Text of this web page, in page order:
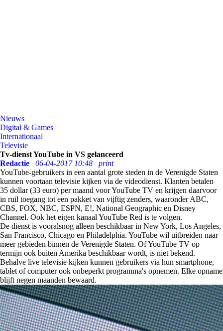
Nieuws
Digital & Games
Internationaal
Televisie
Tv-dienst YouTube in VS gelanceerd
Redactie
06-04-2017 10:48
print
YouTube-gebruikers in een aantal grote steden in de Verenigde Staten
kunnen voortaan televisie kijken via de videodienst. Klanten betalen
35 dollar (33 euro) per maand voor YouTube TV en krijgen daarvoor
in ruil toegang tot een pakket van vijftig zenders, waaronder ABC,
CBS, FOX, NBC, ESPN, E!, National Geographic en Disney
Channel. Ook het eigen kanaal YouTube Red is te volgen.
De dienst is vooralsnog alleen beschikbaar in New York, Los Angeles,
San Francisco, Chicago en Philadelphia. YouTube wil uitbreiden naar
meer gebieden binnen de Verenigde Staten. Of YouTube TV op
termijn ook buiten Amerika beschikbaar wordt, is niet bekend.
Behalve live televisie kijken kunnen gebruikers via hun smartphone,
tablet of computer ook onbeperkt programma's opnemen. Elke opname
blijft negen maanden bewaard.